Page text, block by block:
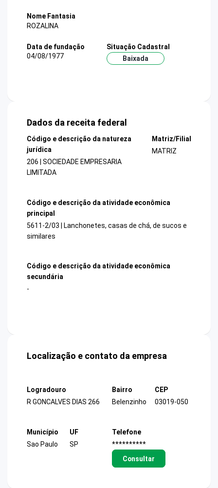
Nome Fantasia
ROZALINA
Data de fundação
04/08/1977
Situação Cadastral
Baixada
Dados da receita federal
Código e descrição da natureza
jurídica
206 | SOCIEDADE EMPRESARIA
LIMITADA
Matriz/Filial
MATRIZ
Código e descrição da atividade econômica
principal
5611-2/03 | Lanchonetes, casas de chá, de sucos e
similares
Código e descrição da atividade econômica
secundária
-
Localização e contato da empresa
Logradouro
R GONCALVES DIAS 266
Bairro
Belenzinho
CEP
03019-050
Município
Sao Paulo
UF
SP
Telefone
**********
Consultar